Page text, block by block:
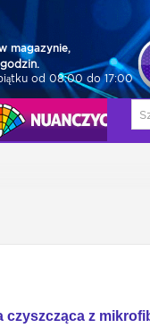
magazynie,
od 08:00 do 17:00
NUAŃCZYCY
czyszcząca z